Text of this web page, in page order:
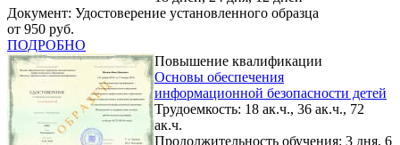
Документ: Удостоверение установленного образца
от 950 руб.
ПОДРОБНО
Повышение квалификации
Основы обеспечения
информационной безопасности детей
Трудоемкость: 18 ак.ч., 36 ак.ч., 72
ак.ч.
Продолжительность обучения: 3 дня, 6